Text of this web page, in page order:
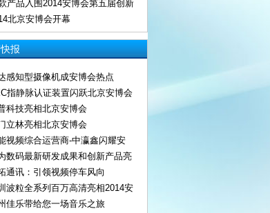
产品入围2014安博会第五届创新
北京安博会开幕
报
感知型摄像机成安博会热点
指静脉认证装置闪跃北京安博会
科技亮相北京安博会
立林亮相北京安博会
视频综合运营商-中瀛鑫闪耀安
数码最新研发成果和创新产品亮
通讯：引领视频停车风向
波粒全系列百万高清亮相2014安
佳乐带给您一场音乐之旅